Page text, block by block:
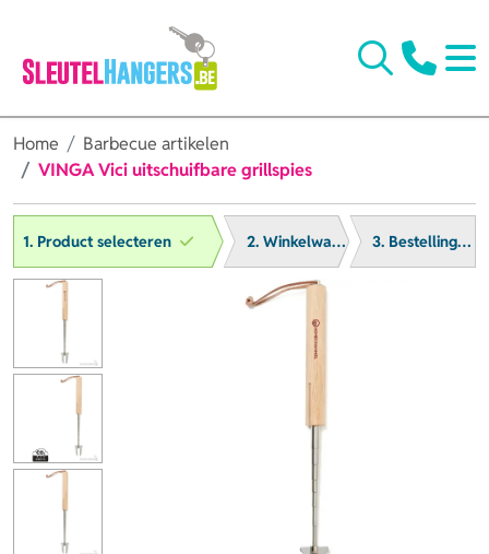
Home
Barbecue artikelen
VINGA Vici uitschuifbare grillspies
1. Product selecteren 2. Winkelwagen 3. Bestelling afronden